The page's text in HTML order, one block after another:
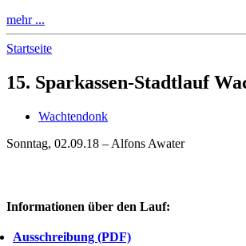
mehr ...
Startseite
15. Sparkassen-Stadtlauf
Wachtendonk
Sonntag, 02.09.18 – Alfons Awater
Informationen über den Lauf:
Ausschreibung (PDF)